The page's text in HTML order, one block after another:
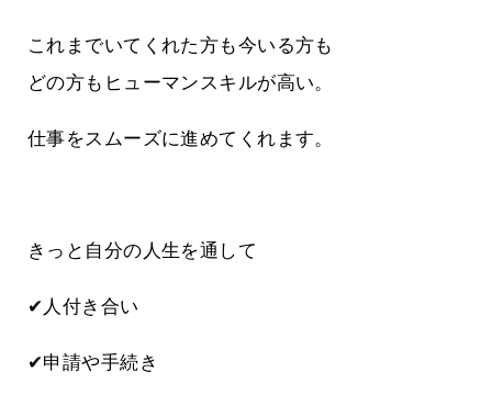
これまでいてくれた方も今いる方も
どの方もヒューマンスキルが高い。
仕事をスムーズに進めてくれます。
きっと自分の人生を通して
✔人付き合い
✔申請や手続き